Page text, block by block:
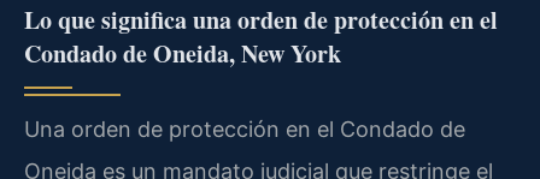
Lo que significa una orden de protección en el
Condado de Oneida, New York
Una orden de protección en el Condado de
Oneida es un mandato judicial que restringe el